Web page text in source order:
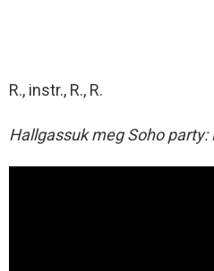
R., instr., R., R.
Hallgassuk meg Soho